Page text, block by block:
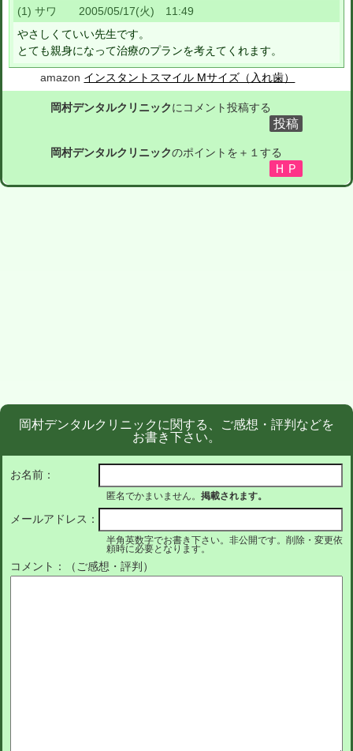
(1) サワ 2005/05/17(火) 11:49
やさしくていい先生です。
とても親身になって治療のプランを考えてくれます。
amazon インスタントスマイル Mサイズ（入れ歯）
岡村デンタルクリニックにコメント投稿する
岡村デンタルクリニックのポイントを＋１する
岡村デンタルクリニックに関する、ご感想・評判などを
お書き下さい。
お名前：
匿名でかまいません。 掲載されます。
メールアドレス：
半角英数字でお書き下さい。非公開です。削除・変更依
頼時に必要となります。
コメント：（ご感想・評判）